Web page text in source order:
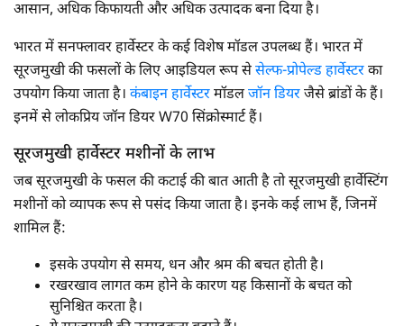
आसान, अधिक किफायती और अधिक उत्पादक बना दिया है।
भारत में सनफ्लावर हार्वेस्टर के कई विशेष मॉडल उपलब्ध हैं। भारत में
सूरजमुखी की फसलों के लिए आइडियल रूप सेसेल्फ-प्रोपेल्ड हार्वेस्टरका
उपयोग किया जाता है। कंबाइन हार्वेस्टरमॉडलजॉन डियरजैसे ब्रांडों के हैं।
इनमें से लोकप्रिय जॉन डियर W70 सिंक्रोस्मार्ट हैं।
सूरजमुखी हार्वेस्टर मशीनों के लाभ
जब सूरजमुखी के फसल की कटाई की बात आती है तो सूरजमुखी हार्वेस्टिंग
मशीनों को व्यापक रूप से पसंद किया जाता है। इनके कई लाभ हैं, जिनमें
शामिल हैं:
इसके उपयोग से समय, धन और श्रम की बचत होती है।
रखरखाव लागत कम होने के कारण यह किसानों के बचत को
सुनिश्चित करता है।